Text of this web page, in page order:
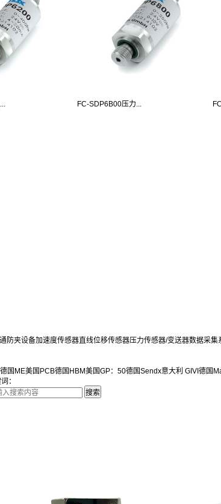
FC-SDP6B00压力...
防夹设备加速度传感器直线位移传感器压力传感器/变送器数据采集
德国ME美国PCB德国HBM美国GP：50德国Sendx意大利 GIVI 德国
：